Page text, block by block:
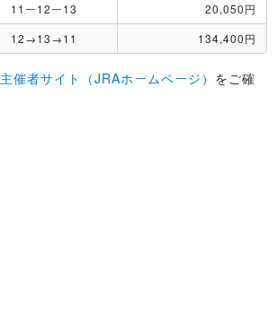
11ー12ー13 20,050円
12→13→11 134,400円
主催者サイト（JRAホームページ） をご確